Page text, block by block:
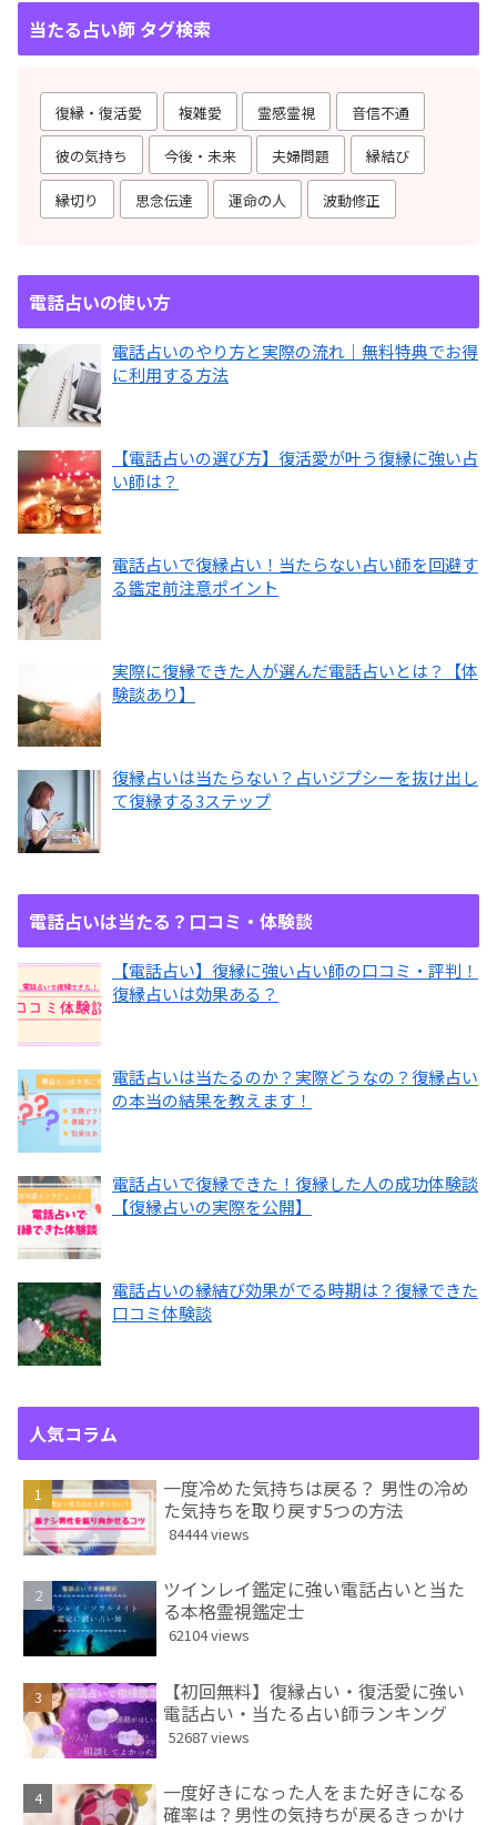
当たる占い師 タグ検索
復縁・復活愛 複雑愛 霊感霊視 音信不通
彼の気持ち 今後・未来 夫婦問題 縁結び
縁切り 思念伝達 運命の人 波動修正
電話占いの使い方
電話占いのやり方と実際の流れ｜無料特典でお得
に利用する方法
【電話占いの選び方】復活愛が叶う復縁に強い占
い師は？
電話占いで復縁占い！当たらない占い師を回避す
る鑑定前注意ポイント
実際に復縁できた人が選んだ電話占いとは？【体
験談あり】
復縁占いは当たらない？占いジプシーを抜け出し
て復縁する3ステップ
電話占いは当たる？口コミ・体験談
【電話占い】復縁に強い占い師の口コミ・評判！
復縁占いは効果ある？
電話占いは当たるのか？実際どうなの？復縁占い
の本当の結果を教えます！
電話占いで復縁できた！復縁した人の成功体験談
【復縁占いの実際を公開】
電話占いの縁結び効果がでる時期は？復縁できた
口コミ体験談
人気コラム
一度冷めた気持ちは戻る？ 男性の冷め
た気持ちを取り戻す5つの方法
84444 views
ツインレイ鑑定に強い電話占いと当た
る本格霊視鑑定士
62104 views
【初回無料】復縁占い・復活愛に強い
電話占い・当たる占い師ランキング
52687 views
一度好きになった人をまた好きになる
確率は？男性の気持ちが戻るきっかけ